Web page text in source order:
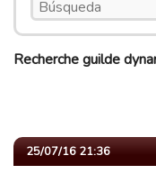
Recherche guilde
25/07/16 21:36